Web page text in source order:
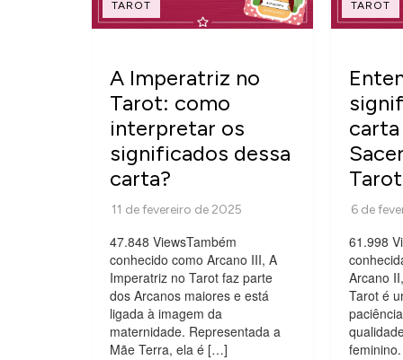
TAROT
A Imperatriz no
Tarot: como
interpretar os
significados dessa
carta?
47.848 ViewsTambém
conhecido como Arcano III, A
Imperatriz no Tarot faz parte
dos Arcanos maiores e está
ligada à imagem da
maternidade. Representada a
Mãe Terra, ela é […]
TAROT
61.998
Arcano
Tarot é